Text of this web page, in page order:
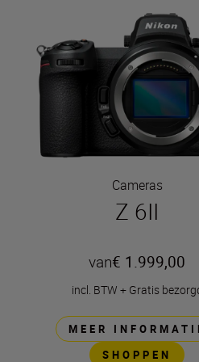
Cameras
Z 6II
van€ 1.999,00
incl. BTW + Gratis
MEER
SHOPPEN